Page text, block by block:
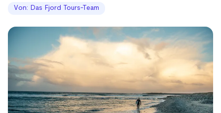
Von: Das Fjord Tours-Team